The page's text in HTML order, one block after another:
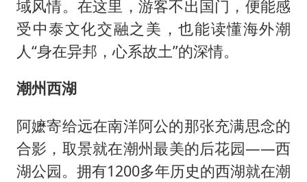
域风情。在这里，游客不出国门，便能感
受中泰文化交融之美，也能读懂海外潮
人“身在异邦，心系故土”的深情。
潮州西湖
阿嬷寄给远在南洋阿公的那张充满思念的
合影，取景就在潮州最美的后花园——西
湖公园。拥有1200多年历史的西湖就在潮